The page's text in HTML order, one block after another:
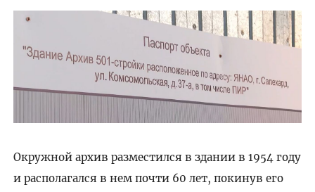
Окружной архив разместился в здании в 1954 году
и располагался в нем почти 60 лет, покинув его